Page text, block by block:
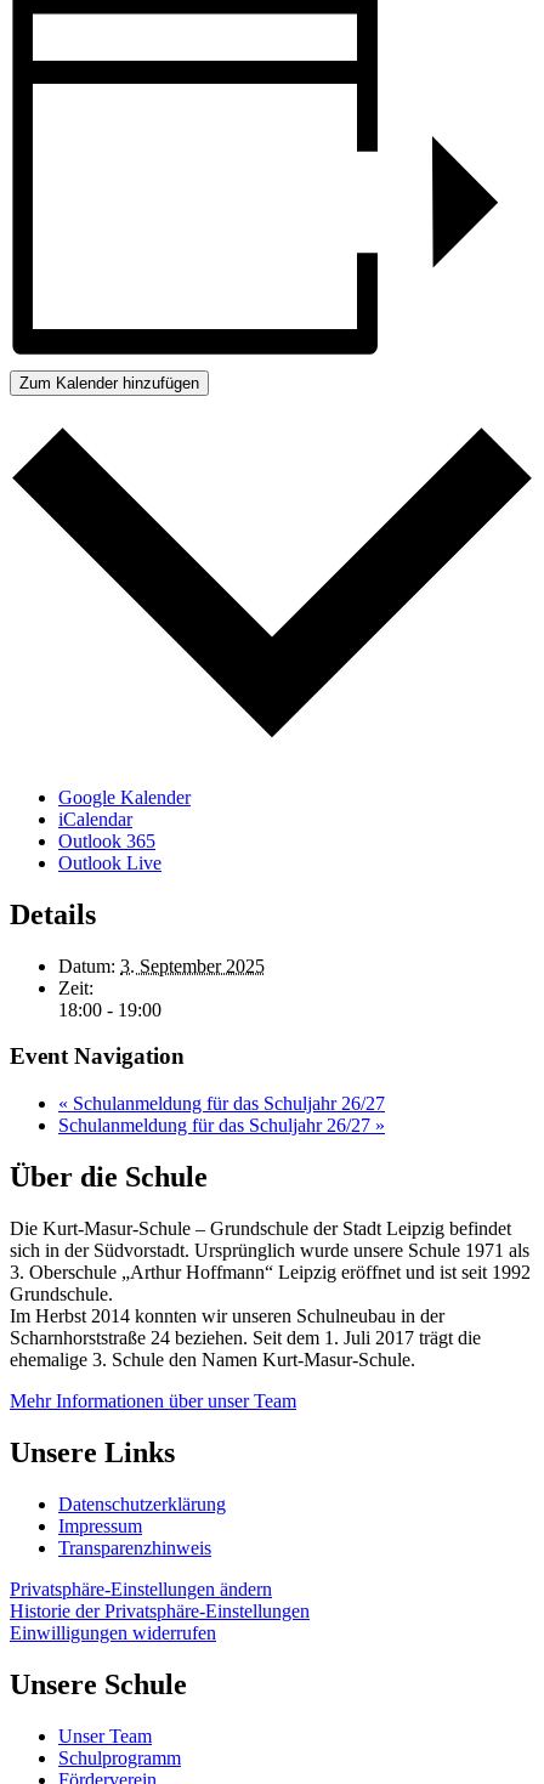
Zum Kalender hinzufügen
Google Kalender
iCalendar
Outlook 365
Outlook Live
Details
Datum: 3. September 2025
Zeit:
18:00 - 19:00
Event Navigation
« Schulanmeldung für das Schuljahr 26/27
Schulanmeldung für das Schuljahr 26/27 »
Über die Schule
Die Kurt-Masur-Schule – Grundschule der Stadt Leipzig befindet
sich in der Südvorstadt. Ursprünglich wurde unsere Schule 1971 als
3. Oberschule „Arthur Hoffmann“ Leipzig eröffnet und ist seit 1992
Grundschule.
Im Herbst 2014 konnten wir unseren Schulneubau in der
Scharnhorststraße 24 beziehen. Seit dem 1. Juli 2017 trägt die
ehemalige 3. Schule den Namen Kurt-Masur-Schule.
Mehr Informationen über unser Team
Unsere Links
Datenschutzerklärung
Impressum
Transparenzhinweis
Privatsphäre-Einstellungen ändern
Historie der Privatsphäre-Einstellungen
Einwilligungen widerrufen
Unsere Schule
Unser Team
Schulprogramm
Förderverein